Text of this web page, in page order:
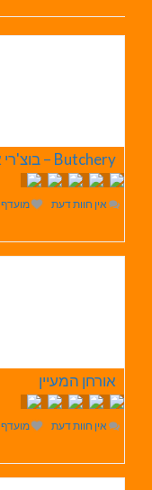
אין חוות דעת מועדף
אורחן המעיין
אין חוות דעת מועדף